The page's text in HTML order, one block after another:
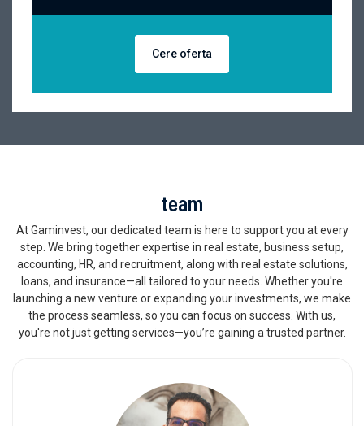
Cere oferta
team
At Gaminvest, our dedicated team is here to support you at every
step. We bring together expertise in real estate, business setup,
accounting, HR, and recruitment, along with real estate solutions,
loans, and insurance—all tailored to your needs. Whether you're
launching a new venture or expanding your investments, we make
the process seamless, so you can focus on success. With us,
you're not just getting services—you’re gaining a trusted partner.